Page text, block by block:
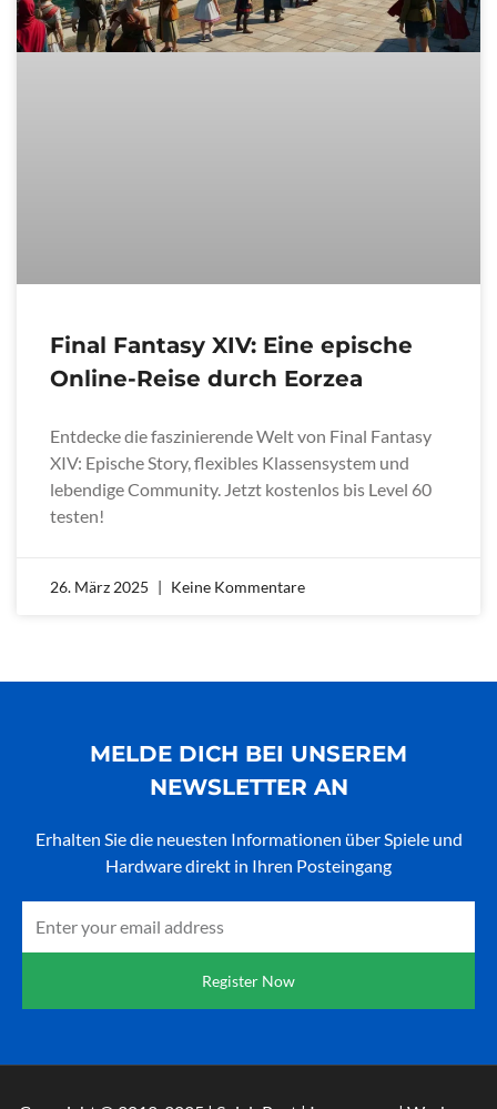
Final Fantasy XIV: Eine epische
Online-Reise durch Eorzea
Entdecke die faszinierende Welt von Final Fantasy
XIV: Epische Story, flexibles Klassensystem und
lebendige Community. Jetzt kostenlos bis Level 60
testen!
26. März 2025 Keine Kommentare
MELDE DICH BEI UNSEREM
NEWSLETTER AN
Erhalten Sie die neuesten Informationen über Spiele und
Hardware direkt in Ihren Posteingang
Register Now